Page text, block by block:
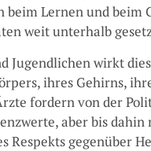
Lernen und beim
weit unterhalb
Jugendlichen wirkt
ihres Gehirns,
fordern von der
aber bis dahin
Respekts gegenüber